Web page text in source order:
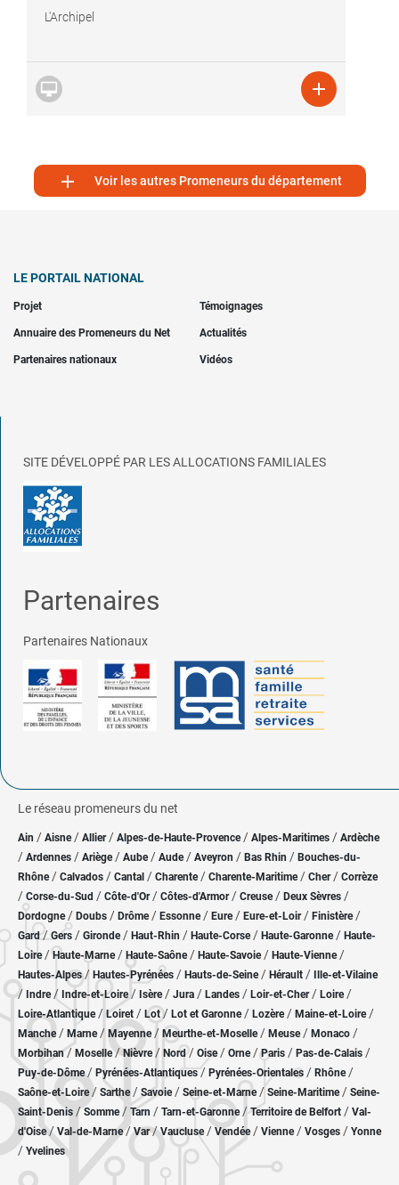
L'Archipel
 
 Voir les autres Promeneurs du département
LE PORTAIL NATIONAL
Projet Témoignages
Annuaire des Promeneurs du Net Actualités
Partenaires nationaux Vidéos
SITE DÉVELOPPÉ PAR LES ALLOCATIONS FAMILIALES
Partenaires
Partenaires Nationaux
Le réseau promeneurs du net
Ain / Aisne/ Allier/ Alpes-de-Haute-Provence / Alpes-Maritimes / Ardèche
/ Ardennes / Ariège/ Aube/ Aude / Aveyron / Bas Rhin / Bouches-du-
Rhône/ Calvados / Cantal / Charente / Charente-Maritime/ Cher / Corrèze
/ Corse-du-Sud / Côte-d'Or / Côtes-d'Armor/ Creuse/ Deux Sèvres /
Dordogne/ Doubs / Drôme/ Essonne / Eure/ Eure-et-Loir / Finistère/
Gard/Gers / Gironde/ Haut-Rhin / Haute-Corse/ Haute-Garonne/ Haute-
Loire/Haute-Marne/ Haute-Saône/ Haute-Savoie/ Haute-Vienne/
Hautes-Alpes/ Hautes-Pyrénées / Hauts-de-Seine/ Hérault / Ille-et-Vilaine
/ Indre/ Indre-et-Loire/ Isère/ Jura / Landes / Loir-et-Cher/ Loire/
Loire-Atlantique/ Loiret / Lot/ Lot et Garonne/ Lozère / Maine-et-Loire/
Manche/ Marne/ Mayenne/ Meurthe-et-Moselle/ Meuse/ Monaco /
Morbihan/ Moselle/ Nièvre / Nord/ Oise / Orne/Paris / Pas-de-Calais /
Puy-de-Dôme/ Pyrénées-Atlantiques / Pyrénées-Orientales / Rhône/
Saône-et-Loire/ Sarthe/ Savoie/ Seine-et-Marne/ Seine-Maritime/ Seine-
Saint-Denis /Somme/ Tarn / Tarn-et-Garonne/Territoire de Belfort / Val-
d'Oise/ Val-de-Marne/Var/Vaucluse/ Vendée/ Vienne/ Vosges / Yonne
/ Yvelines